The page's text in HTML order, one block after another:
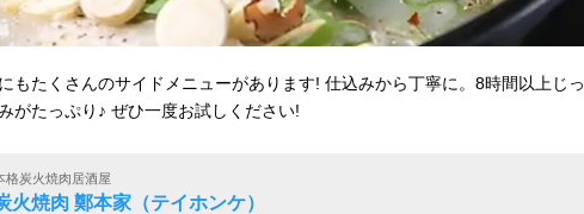
もたくさんのサイドメニューがあります! 仕込みから丁寧に。8時間以上じっ
がたっぷり♪ ぜひ一度お試しください!
格炭火焼肉居酒屋
火焼肉 鄭本家（テイホンケ）